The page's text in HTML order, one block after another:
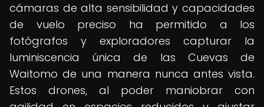
cámaras de alta sensibilidad y capacidades
de vuelo preciso ha permitido a los
fotógrafos y exploradores capturar la
luminiscencia única de las Cuevas de
Waitomo de una manera nunca antes vista.
Estos drones, al poder maniobrar con